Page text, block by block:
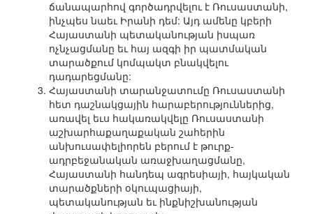
ճանապարհով գործադրվելու է Ռուսաստանի,
ինչպես նաեւ Իրանի դեմ: Այդ ամենը կբերի
Հայաստանի պետականության իսպառ
ոչնչացմանը եւ հայ ազգի իր պատմական
տարածքում կոմպակտ բնակվելու
դադարեցմանը:
Հայաստանի տարանջատումը Ռուսաստանի
հետ դաշնակցային հարաբերություններից,
առավել եւս հակառակվելը Ռուսաստանի
աշխարհաքաղաքական շահերին
անխուսափելիորեն բերում է թուրք-
ադրբեջանական առաջխաղացմանը,
Հայաստանի հանդեպ ագրեսիայի, հայկական
տարածքների օկուպացիայի,
պետականության եւ ինքնիշխանության